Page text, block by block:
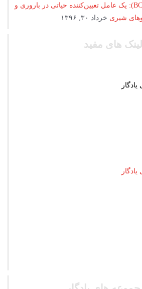
نمره وضعیت بدنی (BCS): یک عامل تعیین‌کننده حیاتی در باروری و
شیری خرداد ۳۰, ۱۳۹۶
لینک های مفید